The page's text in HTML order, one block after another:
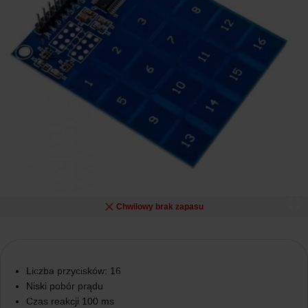
Chwilowy brak zapasu
Liczba przycisków: 16
Niski pobór prądu
Czas reakcji 100 ms